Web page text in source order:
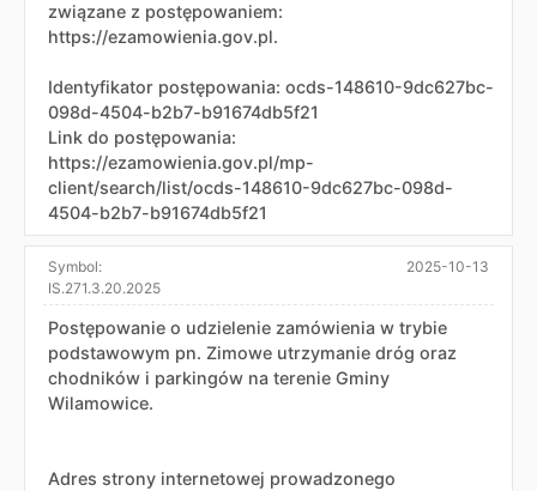
związane z postępowaniem:
https://ezamowienia.gov.pl.
Identyfikator postępowania: ocds-148610-9dc627bc-
098d-4504-b2b7-b91674db5f21
Link do postępowania:
https://ezamowienia.gov.pl/mp-
client/search/list/ocds-148610-9dc627bc-098d-
4504-b2b7-b91674db5f21
Symbol:
IS.271.3.20.2025
2025-10-13
Postępowanie o udzielenie zamówienia w trybie
podstawowym pn. Zimowe utrzymanie dróg oraz
chodników i parkingów na terenie Gminy
Wilamowice.
Adres strony internetowej prowadzonego